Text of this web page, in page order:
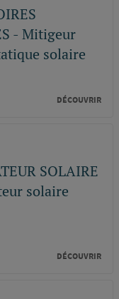
- Mitigeur
solaire
DÉCOUVRIR
SOLAIRE
solaire
DÉCOUVRIR